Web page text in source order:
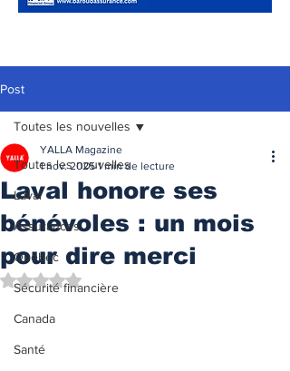
Post
Toutes les nouvelles
Laval
Assurances
Québec
Sécurité financière
Canada
Santé
Toutes les nouvelles
Laval honore ses
bénévoles : un mois
pour dire merci
YALLA Magazine
1 nov. 2025 1 min de lecture
Noté NaN étoiles sur 5.